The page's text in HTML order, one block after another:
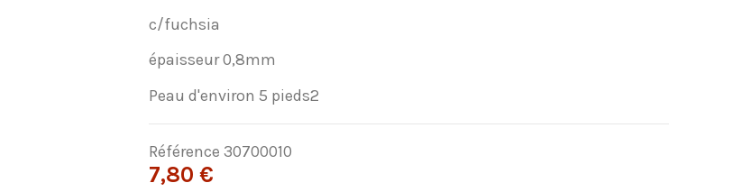
c/fuchsia
épaisseur 0,8mm
Peau d'environ 5 pieds2
Référence 30700010
7,80 €